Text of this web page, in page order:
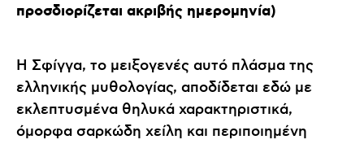
προσδιορίζεται ακριβής ημερομηνία)
Η Σφίγγα, το μειξογενές αυτό πλάσμα της
ελληνικής μυθολογίας, αποδίδεται εδώ με
εκλεπτυσμένα θηλυκά χαρακτηριστικά,
όμορφα σαρκώδη χείλη και περιποιημένη